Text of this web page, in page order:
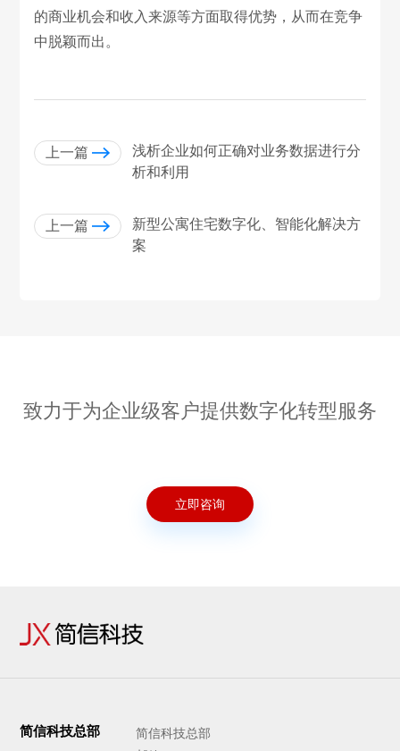
的商业机会和收入来源等方面取得优势，从而在竞争
中脱颖而出。
上一篇
浅析企业如何正确对业务数据进行分
析和利用
上一篇
新型公寓住宅数字化、智能化解决方
案
致力于为企业级客户提供数字化转型服务
立即咨询
简信科技总部
简信科技总部